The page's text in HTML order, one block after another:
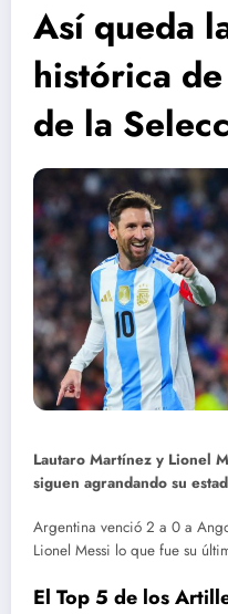
Así queda
histórica
de la
Lautaro Martínez y Lionel
siguen agrandando su
Argentina venció 2 a 0 a
Lionel Messi lo que fue su
El Top 5 de los